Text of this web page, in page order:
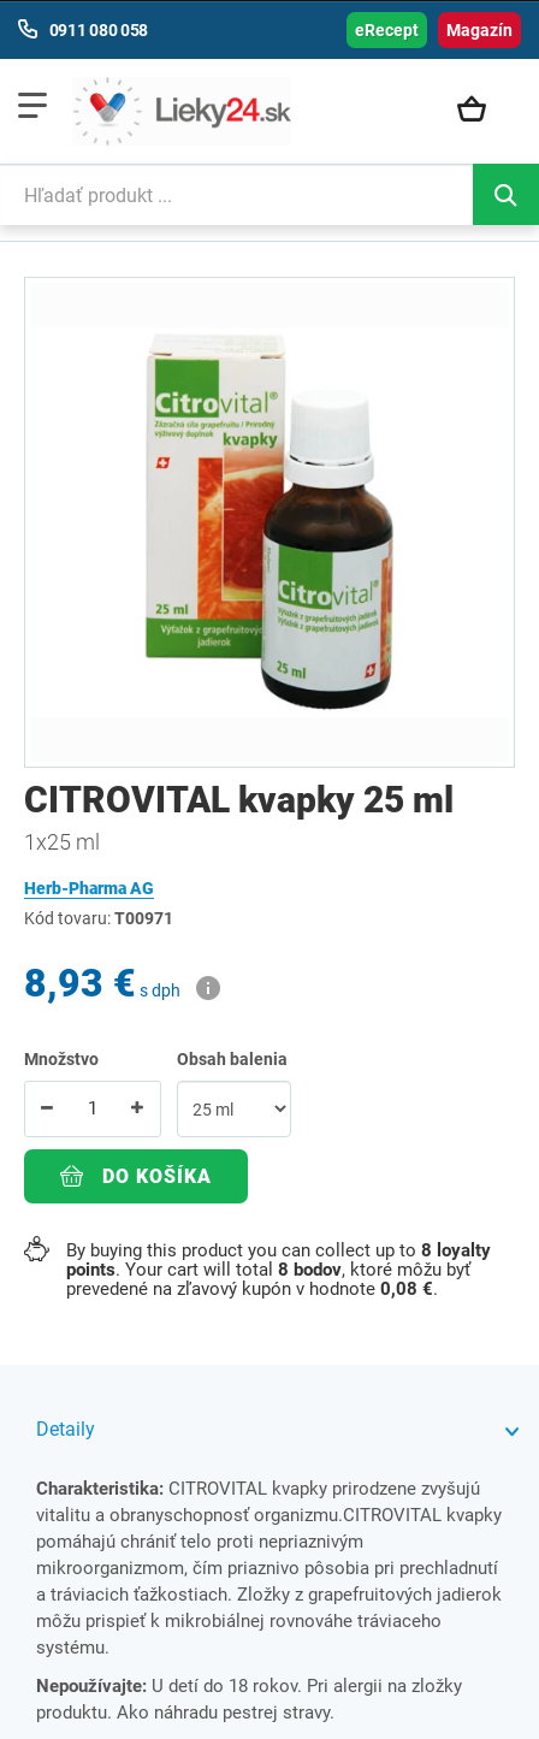
Magazín
0911 080 058 eRecept
CITROVITAL kvapky 25 ml
1x25 ml
Herb-Pharma AG
Kód tovaru:T00971
8,93 € s dph
Množstvo Obsah balenia
DO KOŠÍKA
By buying this product you can collect up to 8 loyalty
points. Your cart will total 8 bodov, ktoré môžu byť
prevedené na zľavový kupón v hodnote 0,08 €.
Detaily
Charakteristika: CITROVITAL kvapky prirodzene zvyšujú
vitalitu a obranyschopnosť organizmu.CITROVITAL kvapky
pomáhajú chrániť telo proti nepriaznivým
mikroorganizmom, čím priaznivo pôsobia pri prechladnutí
a tráviacich ťažkostiach. Zložky z grapefruitových jadierok
môžu prispieť k mikrobiálnej rovnováhe tráviaceho
systému.
Nepoužívajte: U detí do 18 rokov. Pri alergii na zložky
produktu. Ako náhradu pestrej stravy.